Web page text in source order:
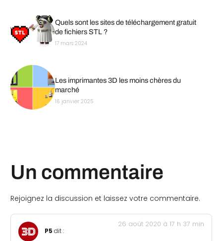
Quels sont les sites de téléchargement gratuit
de fichiers STL ?
17 mars 2024
Les imprimantes 3D les moins chères du
marché
16 janvier 2025
Un commentaire
Rejoignez la discussion et laissez votre commentaire.
P5 dit :
26 août 2020 à 17 h 37 min